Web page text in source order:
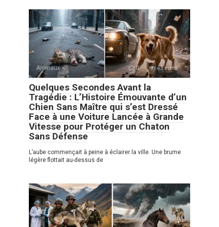
Animaux 0 43 vues
Quelques Secondes Avant la
Tragédie : L’Histoire Émouvante d’un
Chien Sans Maître qui s’est Dressé
Face à une Voiture Lancée à Grande
Vitesse pour Protéger un Chaton
Sans Défense
L’aube commençait à peine à éclairer la ville. Une brume
légère flottait au-dessus de